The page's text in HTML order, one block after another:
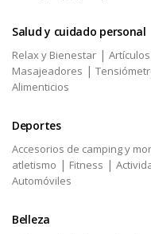
Salud y cuidado personal
Relax y Bienestar |
Masajeadores |
Alimenticios
Deportes
Accesorios de camping y
atletismo | Fitness |
Automóviles
Belleza